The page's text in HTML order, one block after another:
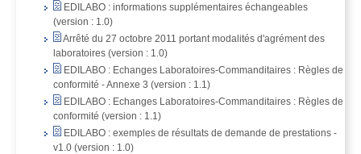
EDILABO : informations supplémentaires échangeables
(version : 1.0)
Arrêté du 27 octobre 2011 portant modalités d'agrément des
laboratoires (version : 1.0)
EDILABO : Echanges Laboratoires-Commanditaires : Règles de
conformité - Annexe 3 (version : 1.1)
EDILABO : Echanges Laboratoires-Commanditaires : Règles de
conformité (version : 1.1)
EDILABO : exemples de résultats de demande de prestations -
v1.0 (version : 1.0)